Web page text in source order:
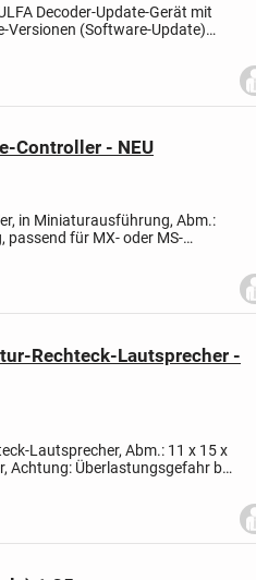
Decoder-Update-Gerät mit
Versionen (Software-Update)
Decoder...
Controller - NEU
in Miniaturausführung, Abm.:
passend für MX- oder MS-
zur...
Rechteck-Lautsprecher -
Lautsprecher, Abm.: 11 x 15 x
Achtung: Überlastungsgefahr bei
8...